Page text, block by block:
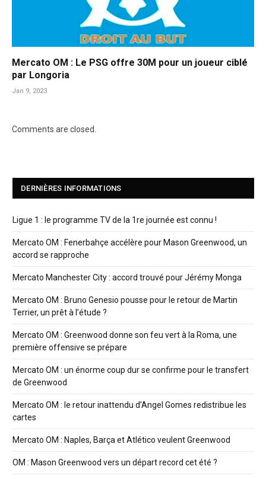
Mercato OM : Le PSG offre 30M pour un joueur ciblé
par Longoria
Jan 9, 2023
Comments are closed.
DERNIÈRES INFORMATIONS
Ligue 1 : le programme TV de la 1re journée est connu !
Mercato OM : Fenerbahçe accélère pour Mason Greenwood, un
accord se rapproche
Mercato Manchester City : accord trouvé pour Jérémy Monga
Mercato OM : Bruno Genesio pousse pour le retour de Martin
Terrier, un prêt à l’étude ?
Mercato OM : Greenwood donne son feu vert à la Roma, une
première offensive se prépare
Mercato OM : un énorme coup dur se confirme pour le transfert
de Greenwood
Mercato OM : le retour inattendu d’Angel Gomes redistribue les
cartes
Mercato OM : Naples, Barça et Atlético veulent Greenwood
OM : Mason Greenwood vers un départ record cet été ?